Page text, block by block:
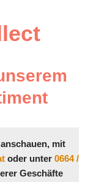
mit
oder unter 0664 /
Geschäfte